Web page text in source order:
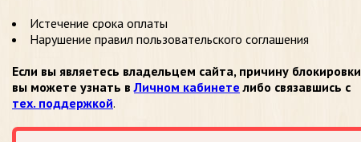
Истечение срока оплаты
Нарушение правил пользовательского соглашения
Если вы являетесь владельцем сайта, причину блокировки
вы можете узнать вЛичном кабинете либо связавшись с
тех. поддержкой.